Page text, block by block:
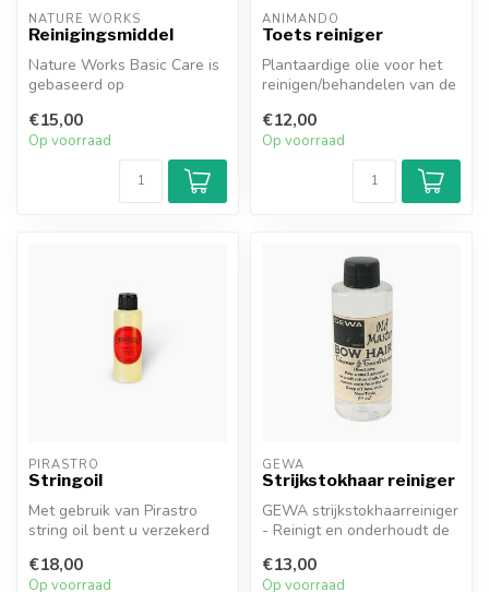
NATURE WORKS
Reinigingsmiddel
Nature Works Basic Care is
gebaseerd op
€15,00
Op voorraad
ANIMANDO
Toets reiniger
Plantaardige olie voor het
reinigen/behandelen van de
€12,00
Op voorraad
PIRASTRO
Stringoil
Met gebruik van Pirastro
string oil bent u verzekerd
snel...
€18,00
Op voorraad
GEWA
Strijkstokhaar reiniger
GEWA strijkstokhaarreiniger
- Reinigt en onderhoudt de
- 90...
€13,00
Op voorraad